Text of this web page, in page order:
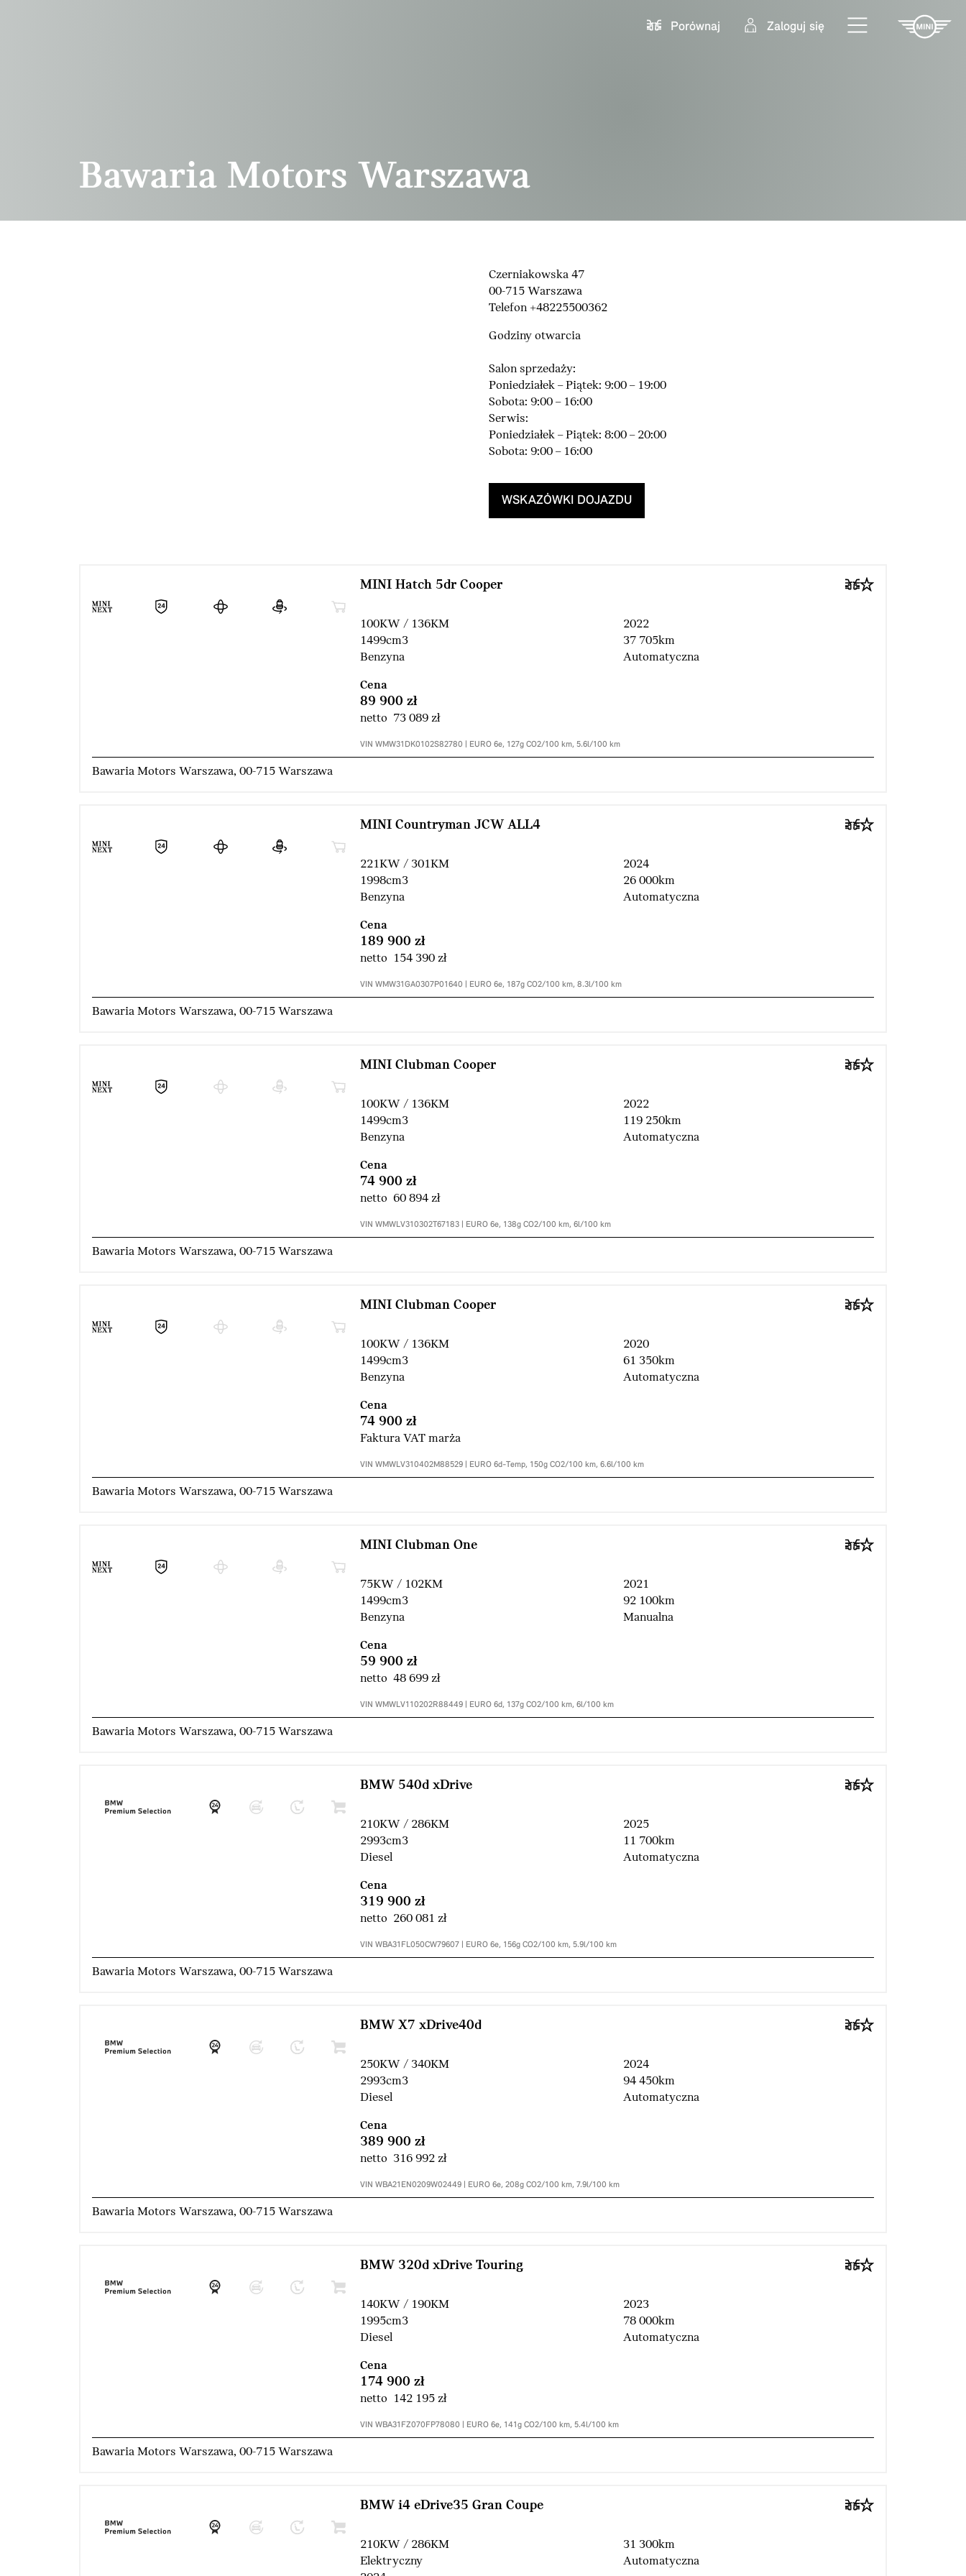
Porównaj
Zaloguj się
Bawaria Motors Warszawa
Czerniakowska 47
00-715 Warszawa
Telefon +48225500362
Godziny otwarcia
Salon sprzedaży:
Poniedziałek – Piątek: 9:00 – 19:00
Sobota: 9:00 – 16:00
Serwis:
Poniedziałek – Piątek: 8:00 – 20:00
Sobota: 9:00 – 16:00
WSKAZÓWKI DOJAZDU
MINI Hatch 5dr Cooper
100KW / 136KM
1499cm3
Benzyna
2022
37 705km
Automatyczna
Cena
89 900 zł
netto 73 089 zł
VIN WMW31DK0102S82780 | EURO 6e, 127g CO2/100 km, 5.6l/100 km
Bawaria Motors Warszawa, 00-715 Warszawa
MINI Countryman JCW ALL4
221KW / 301KM
1998cm3
Benzyna
2024
26 000km
Automatyczna
Cena
189 900 zł
netto 154 390 zł
VIN WMW31GA0307P01640 | EURO 6e, 187g CO2/100 km, 8.3l/100 km
Bawaria Motors Warszawa, 00-715 Warszawa
MINI Clubman Cooper
100KW / 136KM
1499cm3
Benzyna
2022
119 250km
Automatyczna
Cena
74 900 zł
netto 60 894 zł
VIN WMWLV310302T67183 | EURO 6e, 138g CO2/100 km, 6l/100 km
Bawaria Motors Warszawa, 00-715 Warszawa
MINI Clubman Cooper
100KW / 136KM
1499cm3
Benzyna
2020
61 350km
Automatyczna
Cena
74 900 zł
Faktura VAT marża
VIN WMWLV310402M88529 | EURO 6d-Temp, 150g CO2/100 km, 6.6l/100 km
Bawaria Motors Warszawa, 00-715 Warszawa
MINI Clubman One
75KW / 102KM
1499cm3
Benzyna
2021
92 100km
Manualna
Cena
59 900 zł
netto 48 699 zł
VIN WMWLV110202R88449 | EURO 6d, 137g CO2/100 km, 6l/100 km
Bawaria Motors Warszawa, 00-715 Warszawa
BMW 540d xDrive
210KW / 286KM
2993cm3
Diesel
2025
11 700km
Automatyczna
Cena
319 900 zł
netto 260 081 zł
VIN WBA31FL050CW79607 | EURO 6e, 156g CO2/100 km, 5.9l/100 km
Bawaria Motors Warszawa, 00-715 Warszawa
BMW X7 xDrive40d
250KW / 340KM
2993cm3
Diesel
2024
94 450km
Automatyczna
Cena
389 900 zł
netto 316 992 zł
VIN WBA21EN0209W02449 | EURO 6e, 208g CO2/100 km, 7.9l/100 km
Bawaria Motors Warszawa, 00-715 Warszawa
BMW 320d xDrive Touring
140KW / 190KM
1995cm3
Diesel
2023
78 000km
Automatyczna
Cena
174 900 zł
netto 142 195 zł
VIN WBA31FZ070FP78080 | EURO 6e, 141g CO2/100 km, 5.4l/100 km
Bawaria Motors Warszawa, 00-715 Warszawa
BMW i4 eDrive35 Gran Coupe
210KW / 286KM
Elektryczny
31 300km
Automatyczna